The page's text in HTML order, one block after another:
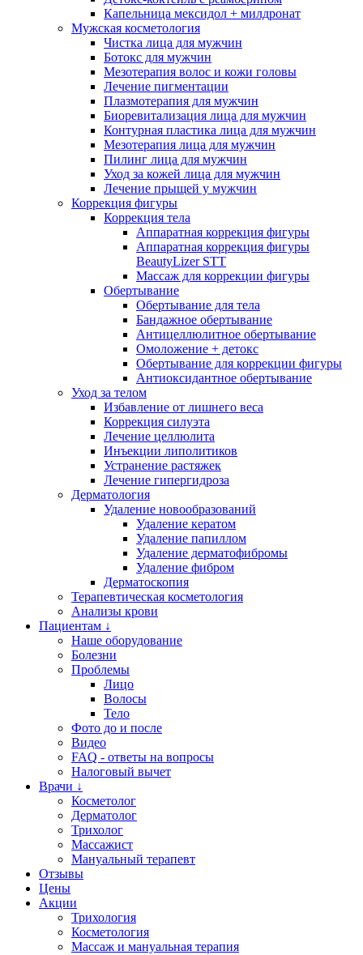
Капельница мексидол + милдронат
Мужская косметология
Чистка лица для мужчин
Ботокс для мужчин
Мезотерапия волос и кожи головы
Лечение пигментации
Плазмотерапия для мужчин
Биоревитализация лица для мужчин
Контурная пластика лица для мужчин
Мезотерапия лица для мужчин
Пилинг лица для мужчин
Уход за кожей лица для мужчин
Лечение прыщей у мужчин
Коррекция фигуры
Коррекция тела
Аппаратная коррекция фигуры
Аппаратная коррекция фигуры
BeautyLizer STT
Массаж для коррекции фигуры
Обертывание
Обертывание для тела
Бандажное обертывание
Антицеллюлитное обертывание
Омоложение + детокс
Обертывание для коррекции фигуры
Антиоксидантное обертывание
Уход за телом
Избавление от лишнего веса
Коррекция силуэта
Лечение целлюлита
Инъекции липолитиков
Устранение растяжек
Лечение гипергидроза
Дерматология
Удаление новообразований
Удаление кератом
Удаление папиллом
Удаление дерматофибромы
Удаление фибром
Дерматоскопия
Терапевтическая косметология
Анализы крови
Пациентам ↓
Наше оборудование
Болезни
Проблемы
Лицо
Волосы
Тело
Фото до и после
Видео
FAQ - ответы на вопросы
Налоговый вычет
Врачи ↓
Косметолог
Дерматолог
Трихолог
Массажист
Мануальный терапевт
Отзывы
Цены
Акции
Трихология
Косметология
Массаж и мануальная терапия